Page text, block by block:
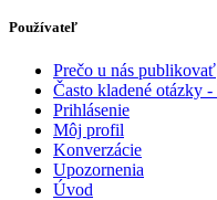
Používateľ
Prečo u nás publikovať
Často kladené otázky
Prihlásenie
Môj profil
Konverzácie
Upozornenia
Úvod